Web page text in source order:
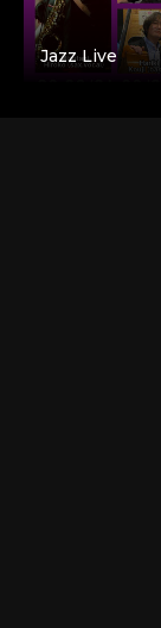
Jazz Live